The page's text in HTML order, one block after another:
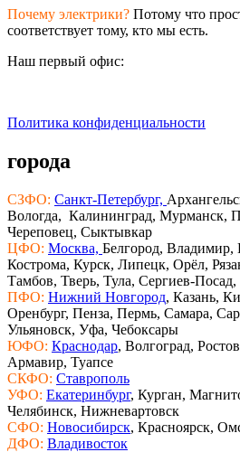
Почему электрики? Потому что
соответствует тому, кто мы есть.
Наш первый офис:
Политика конфиденциальности
города
СЗФО: Санкт-Петербург,
Вологда, Калининград, Мурманск,
Череповец, Сыктывкар
ЦФО: Москва, Белгород,
Кострома, Курск, Липецк, Орёл,
Тамбов, Тверь, Тула, Сергиев-
ПФО: Нижний Новгород, Казань,
Оренбург, Пенза, Пермь, Самара,
Ульяновск, Уфа, Чебоксары
ЮФО: Краснодар, Волгоград,
Армавир, Туапсе
СКФО: Ставрополь
УФО: Екатеринбург, Курган,
Челябинск, Нижневартовск
СФО: Новосибирск, Красноярск,
ДФО: Владивосток